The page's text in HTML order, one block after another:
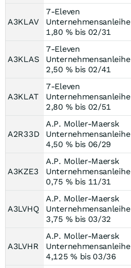
A3KLAV
7-Eleven
Unternehmensanleihe
1,80 % bis 02/31
A3KLAS
7-Eleven
Unternehmensanleihe
2,50 % bis 02/41
A3KLAT
7-Eleven
Unternehmensanleihe
2,80 % bis 02/51
A2R33D
A.P. Moller-Maersk
Unternehmensanleihe
4,50 % bis 06/29
A3KZE3
A.P. Moller-Maersk
Unternehmensanleihe
0,75 % bis 11/31
A3LVHQ
A.P. Moller-Maersk
Unternehmensanleihe
3,75 % bis 03/32
A3LVHR
A.P. Moller-Maersk
Unternehmensanleihe
4,125 % bis 03/36